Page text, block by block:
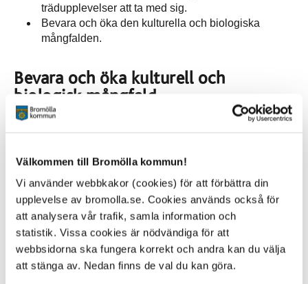
Välkommen till Bromölla kommun!
Vi använder webbkakor (cookies) för att förbättra din
upplevelse av bromolla.se. Cookies används också för
att analysera vår trafik, samla information och
statistik. Vissa cookies är nödvändiga för att
webbsidorna ska fungera korrekt och andra kan du välja
att stänga av. Nedan finns de val du kan göra.
trädupplevelser att ta med sig.
Bevara och öka den kulturella och biologiska
mångfalden.
Bevara och öka kulturell och
biologisk mångfald
Kommunen har valt att arbeta för att bevara och öka den
PEFC-certifiering (Programme for the Endorsement
of Forest Certification)
Eftersom vi lever i ett mångtusenårigt kulturlandskap,
finns det mängder av djur, växter och svampar som blivit
sällsynta för att de är beroende av gammal hävd. Detta